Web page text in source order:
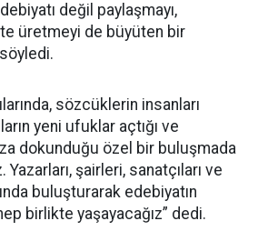
değil paylaşmayı,
üretmeyi de büyüten bir
sözcüklerin insanları
yeni ufuklar açtığı ve
dokunduğu özel bir buluşmada
Yazarları, şairleri, sanatçıları ve
buluşturarak edebiyatın
birlikte yaşayacağız” dedi.